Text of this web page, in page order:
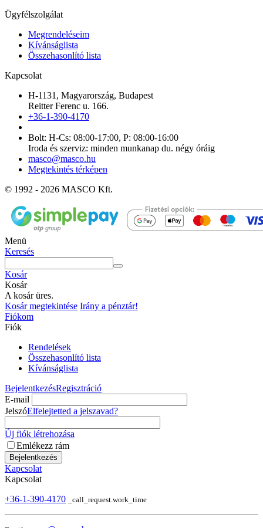
Ügyfélszolgálat
Megrendeléseim
Kívánságlista
Összehasonlító lista
Kapcsolat
H-1131, Magyarország, Budapest
Reitter Ferenc u. 166.
+36-1-390-4170
Bolt: H-Cs: 08:00-17:00, P: 08:00-16:00
Iroda és szerviz: minden munkanap du. négy óráig
masco@masco.hu
Megtekintés térképen
© 1992 - 2026 MASCO Kft.
Menü
Keresés
Kosár
Kosár
A kosár üres.
Kosár megtekintése Irány a pénztár!
Fiókom
Fiók
Rendelések
Összehasonlító lista
Kívánságlista
BejelentkezésRegisztráció
E-mail
JelszóElfelejtetted a jelszavad?
Új fiók létrehozása
Emlékezz rám
Bejelentkezés
Kapcsolat
Kapcsolat
+36-1-390-4170
_call_request.work_time